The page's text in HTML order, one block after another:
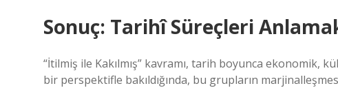
Sonuç: Tarihî Süreçleri
“İtilmiş ile Kakılmış” kavramı, tarih boyunca
bir perspektifle bakıldığında, bu grupların